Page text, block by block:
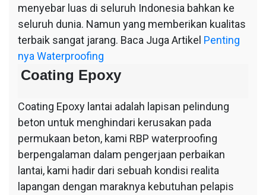
menyebar luas di seluruh Indonesia bahkan ke
seluruh dunia. Namun yang memberikan kualitas
terbaik sangat jarang. Baca Juga Artikel Penting
nya Waterproofing
Coating Epoxy
Coating Epoxy lantai adalah lapisan pelindung
beton untuk menghindari kerusakan pada
permukaan beton, kami RBP waterproofing
berpengalaman dalam pengerjaan perbaikan
lantai, kami hadir dari sebuah kondisi realita
lapangan dengan maraknya kebutuhan pelapis